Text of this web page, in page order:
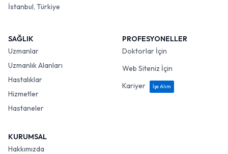
İstanbul, Türkiye
SAĞLIK
Uzmanlar
Uzmanlık Alanları
Hastalıklar
Hizmetler
Hastaneler
PROFESYONELLER
Doktorlar İçin
Web Siteniz İçin
Kariyer
İşe Alım
KURUMSAL
Hakkımızda